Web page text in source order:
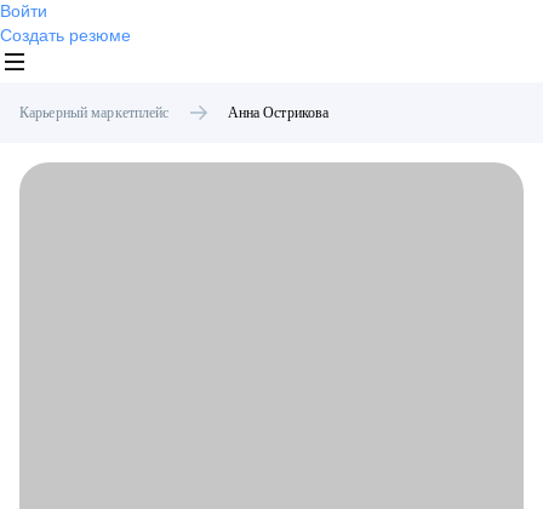
Войти
Создать резюме
Карьерный маркетплейс Анна Острикова